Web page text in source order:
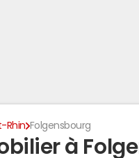
Rhin Folgensbourg
à